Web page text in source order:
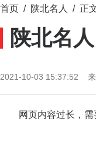
首页 / 陕北名人 / 正
陕北名人
2021-10-03 15:37:52
网页内容过长，需